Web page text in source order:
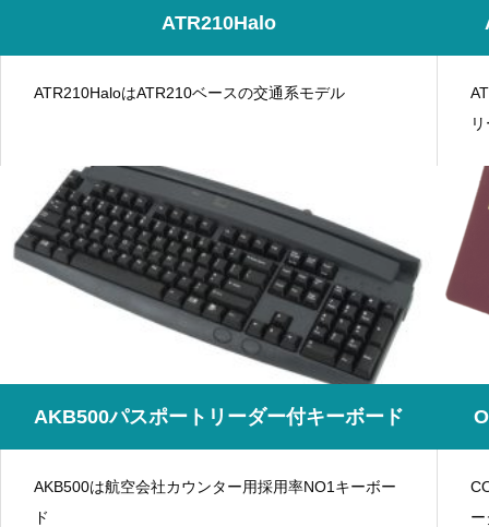
ATR210Halo
ATR210HaloはATR210ベースの交通系モデル
AKB500パスポートリーダー付キーボード
AKB500は航空会社カウンター用採用率NO1キーボー
ド